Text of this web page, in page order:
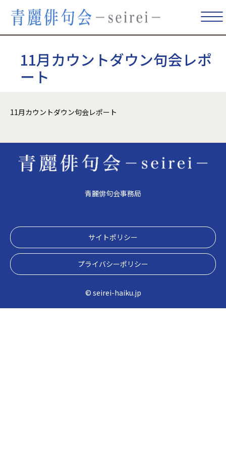
11月カウントダウン句会レポ
ート
11月カウントダウン句会レポート
青麗俳句会事務局
サイトポリシー
プライバシーポリシー
© seirei-haiku.jp